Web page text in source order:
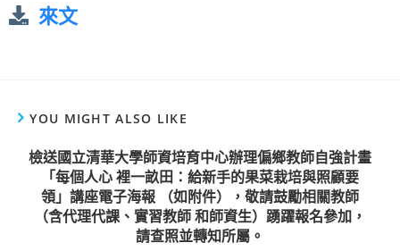
來文
YOU MIGHT ALSO LIKE
檢送國立清華大學師資培育中心辦理偏鄉教師自強計畫
「每個人心 裡一畝田：給新手的果菜栽培與照顧要
領」講座電子海報 （如附件），敬請鼓勵相關教師
（含代理代課、實習教師 和師資生）踴躍報名參加，
請查照並轉知所屬。